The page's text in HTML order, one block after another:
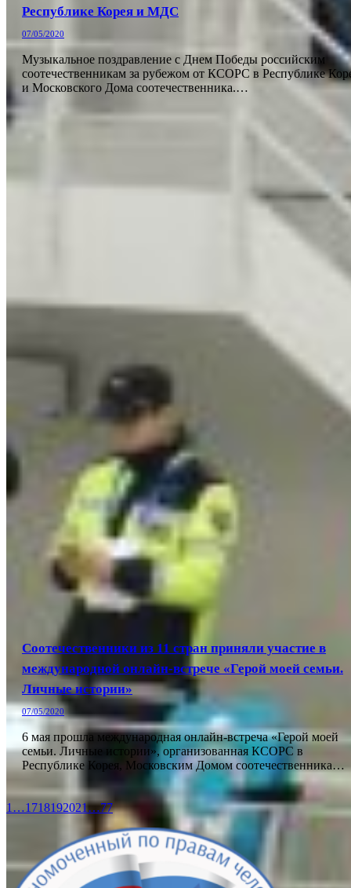
Республике Корея и МДС
07/05/2020
Музыкальное поздравление с Днем Победы российским
соотечественникам за рубежом от КСОРС в Республике
и Московского Дома соотечественника.…
Соотечественники из 11 стран приняли участие в
международной онлайн-встрече «Герой моей семьи.
Личные истории»
07/05/2020
6 мая прошла международная онлайн-встреча «Герой моей
семьи. Личные истории», организованная КСОРС в
Республике Корея, Московским Домом соотечественника…
1 …1718192021…77